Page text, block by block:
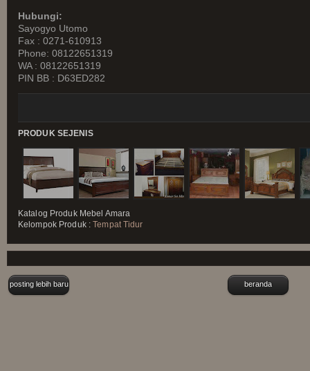
Hubungi:
Sayogyo Utomo
Fax : 0271-610913
Phone: 08122651319
WA : 08122651319
PIN BB : D63ED282
PRODUK SEJENIS
Katalog Produk Mebel Amara
Kelompok Produk :Tempat Tidur
posting lebih baru beranda